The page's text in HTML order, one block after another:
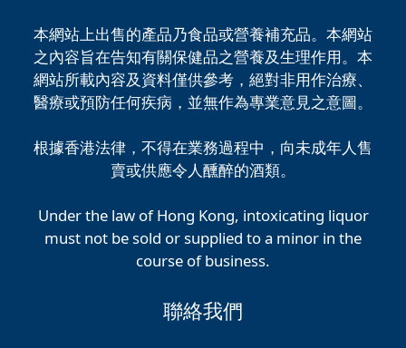
本網站上出售的產品乃食品或營養補充品。本網站
之內容旨在告知有關保健品之營養及生理作用。本
網站所載內容及資料僅供參考，絕對非用作治療、
醫療或預防任何疾病，並無作為專業意見之意圖。
根據香港法律，不得在業務過程中，向未成年人售
賣或供應令人醺醉的酒類。
Under the law of Hong Kong, intoxicating liquor
must not be sold or supplied to a minor in the
course of business.
聯絡我們